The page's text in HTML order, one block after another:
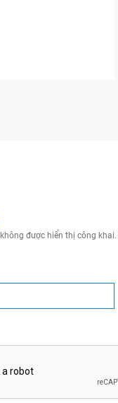
được hiển thị công khai.